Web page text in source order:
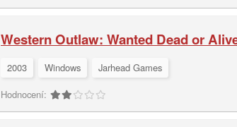
Western Outlaw: Wanted Dead or
2003 Windows
Jarhead Games
Hodnocení: